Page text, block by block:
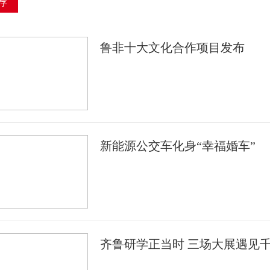
鲁非十大文化合作项目发布
新能源公交车化身“幸福婚车”
齐鲁研学正当时 三场大展遇见